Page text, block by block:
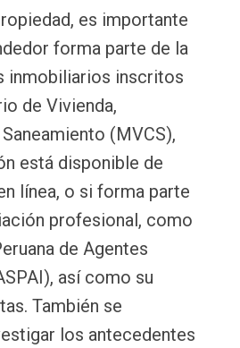
es importante
forma parte de la
inmobiliarios inscritos
de Vivienda,
(MVCS),
está disponible de
línea, o si forma parte
profesional, como
de Agentes
así como su
También se
los antecedentes